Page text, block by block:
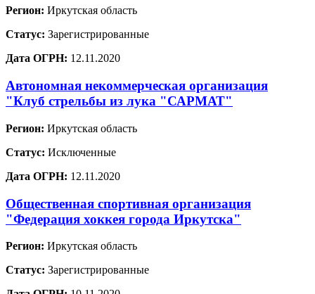
Регион: Иркутская область
Статус: Зарегистрированные
Дата ОГРН: 12.11.2020
Автономная некоммерческая организация
"Клуб стрельбы из лука "САРМАТ"
Регион: Иркутская область
Статус: Исключенные
Дата ОГРН: 12.11.2020
Общественная спортивная организация
"Федерация хоккея города Иркутска"
Регион: Иркутская область
Статус: Зарегистрированные